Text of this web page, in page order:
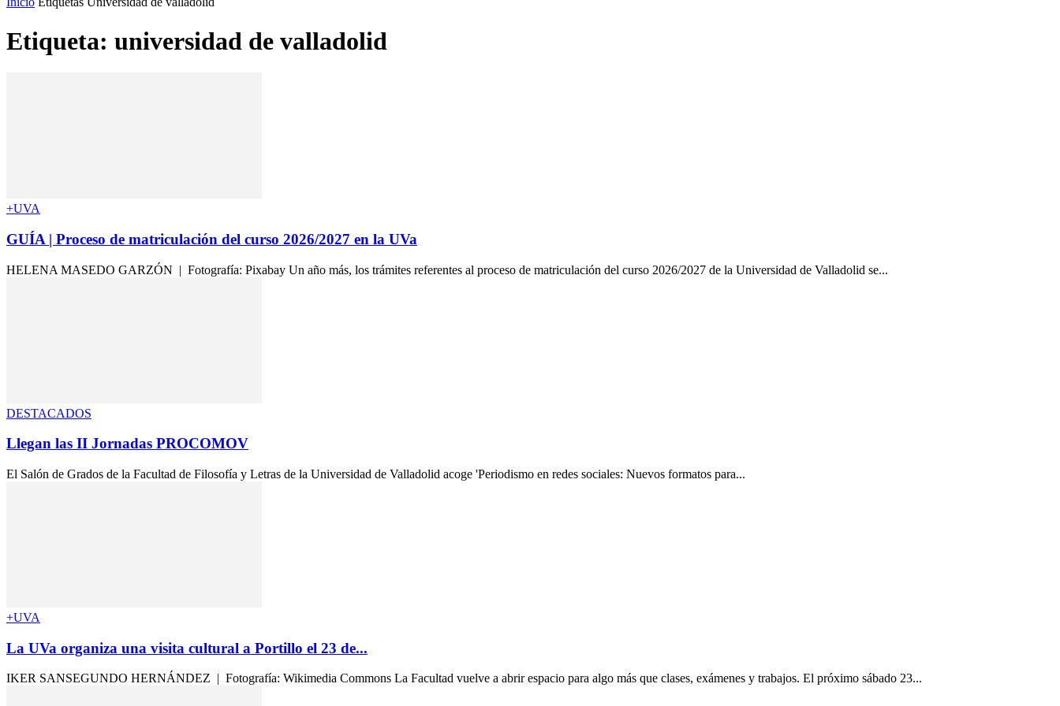
Etiqueta: universidad de valladolid
+UVA
GUÍA | Proceso de matriculación del curso 2026/2027 en la UVa
HELENA MASEDO GARZÓN | Fotografía: Pixabay Un año más, los trámites referentes al proceso de matriculación del curso 2026/2027 de la Universidad de Valladolid se...
DESTACADOS
Llegan las II Jornadas PROCOMOV
El Salón de Grados de la Facultad de Filosofía y Letras de la Universidad de Valladolid acoge 'Periodismo en redes sociales: Nuevos formatos para...
+UVA
La UVa organiza una visita cultural a Portillo el 23 de...
IKER SANSEGUNDO HERNÁNDEZ | Fotografía: Wikimedia Commons La Facultad vuelve a abrir espacio para algo más que clases, exámenes y trabajos. El próximo sábado 23...